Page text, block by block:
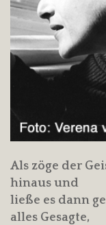
Als zöge der
hinaus und
ließe es dann
alles Gesagte,